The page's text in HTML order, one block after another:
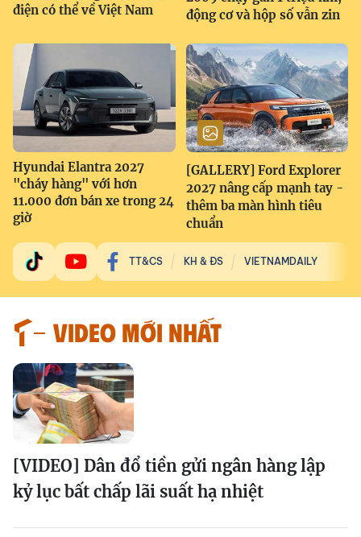
điện có thể về Việt Nam
động cơ và hộp số vẫn zin
Hyundai Elantra 2027
"cháy hàng" với hơn
11.000 đơn bán xe trong 24
giờ
[GALLERY] Ford Explorer
2027 nâng cấp mạnh tay -
thêm ba màn hình tiêu
chuẩn
TT&CS KH & ĐS VIETNAMDAILY
VIDEO MỚI NHẤT
[VIDEO] Dân đổ tiền gửi ngân hàng lập
kỷ lục bất chấp lãi suất hạ nhiệt